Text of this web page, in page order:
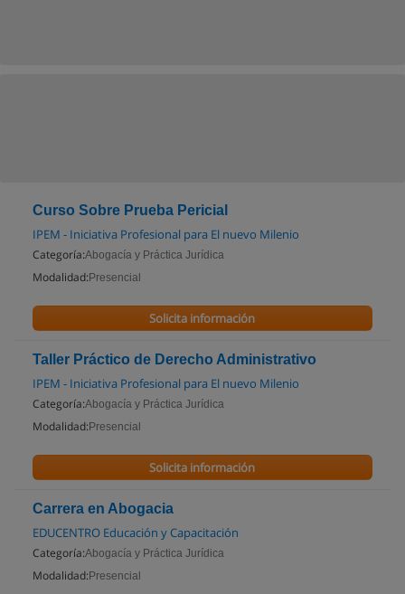
Curso Sobre Prueba Pericial
IPEM - Iniciativa Profesional para El nuevo Milenio
Categoría:Abogacía y Práctica Jurídica
Modalidad: Presencial
Solicita información
Taller Práctico de Derecho Administrativo
IPEM - Iniciativa Profesional para El nuevo Milenio
Categoría:Abogacía y Práctica Jurídica
Modalidad: Presencial
Solicita información
Carrera en Abogacia
EDUCENTRO Educación y Capacitación
Categoría:Abogacía y Práctica Jurídica
Modalidad: Presencial